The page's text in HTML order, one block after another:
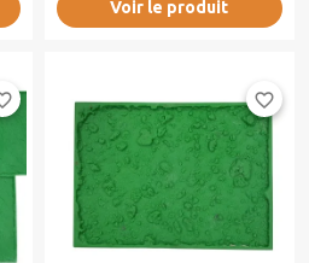
Voir le produit
favorite_border